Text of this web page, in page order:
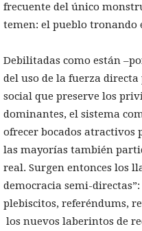
frecuente del único
temen: el pueblo tronando
Debilitadas como están
del uso de la fuerza
social que preserve los
dominantes, el sistema
ofrecer bocados atractivos
las mayorías también
real. Surgen entonces los
democracia semi-
plebiscitos, referéndums,
los nuevos laberintos de